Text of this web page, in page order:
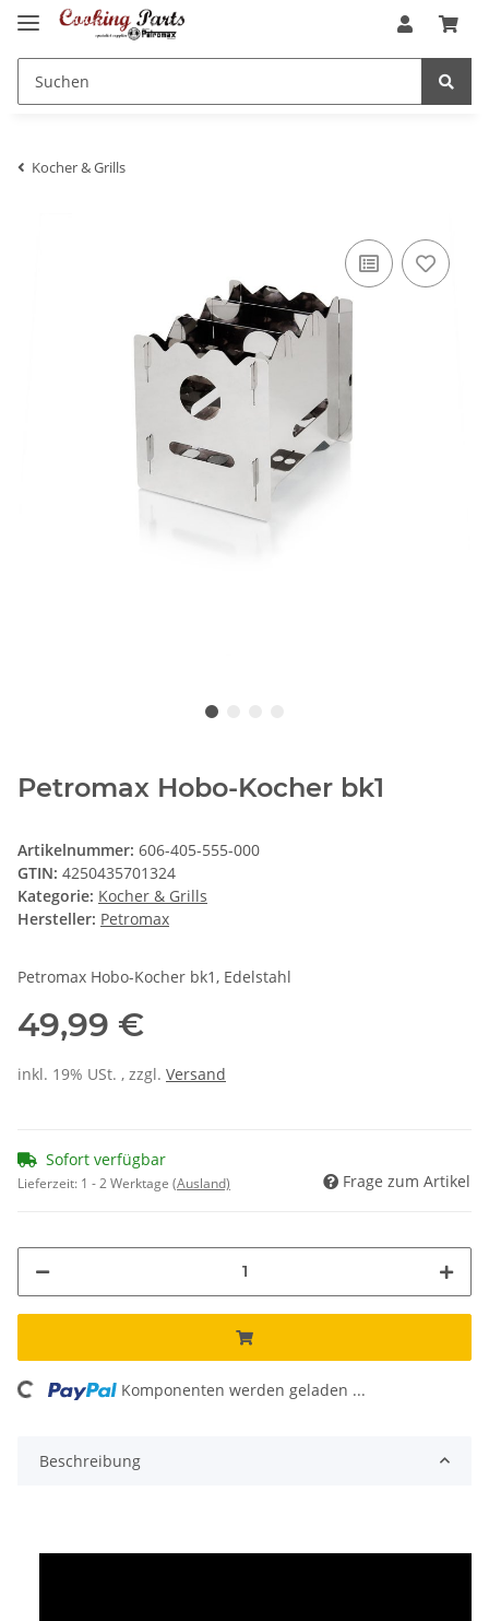
Kocher & Grills
Petromax Hobo-Kocher bk1
Artikelnummer: 606-405-555-000
GTIN: 4250435701324
Kategorie: Kocher & Grills
Hersteller: Petromax
Petromax Hobo-Kocher bk1, Edelstahl
49,99 €
inkl. 19% USt. , zzgl. Versand
Sofort verfügbar
Lieferzeit: 1 - 2 Werktage (Ausland) Frage zum Artikel
Loading... Komponenten werden geladen ...
Beschreibung